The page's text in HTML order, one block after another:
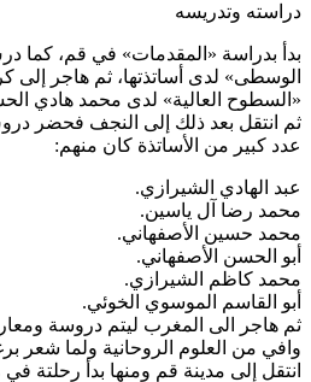
وتدريسه
بدراسة «المقدمات» في قم، كما
لدى أساتذتها، ثم هاجر إلى
العالية» لدى محمد هادي
انتقل بعد ذلك إلى النجف فحضر
كبير من الأساتذة كان منهم:
الهادي الشيرازي.
رضا آل ياسين.
حسين الأصفهاني.
الحسن الأصفهاني.
كاظم الشيرازي.
القاسم الموسوي الخوئي.
هاجر الى المغرب ليتم دروسة
من العلوم الروحانية ولما شعر
إلى مدينة قم ومنها بدأ رحلتة في